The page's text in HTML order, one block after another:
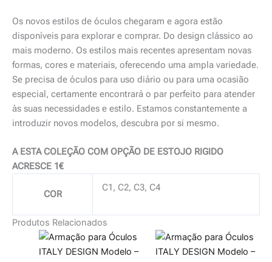
Os novos estilos de óculos chegaram e agora estão
disponíveis para explorar e comprar. Do design clássico ao
mais moderno. Os estilos mais recentes apresentam novas
formas, cores e materiais, oferecendo uma ampla variedade.
Se precisa de óculos para uso diário ou para uma ocasião
especial, certamente encontrará o par perfeito para atender
às suas necessidades e estilo. Estamos constantemente a
introduzir novos modelos, descubra por si mesmo.
A ESTA COLEÇÃO COM OPÇÃO DE ESTOJO RIGIDO
ACRESCE 1€
COR
C1, C2, C3, C4
Produtos Relacionados